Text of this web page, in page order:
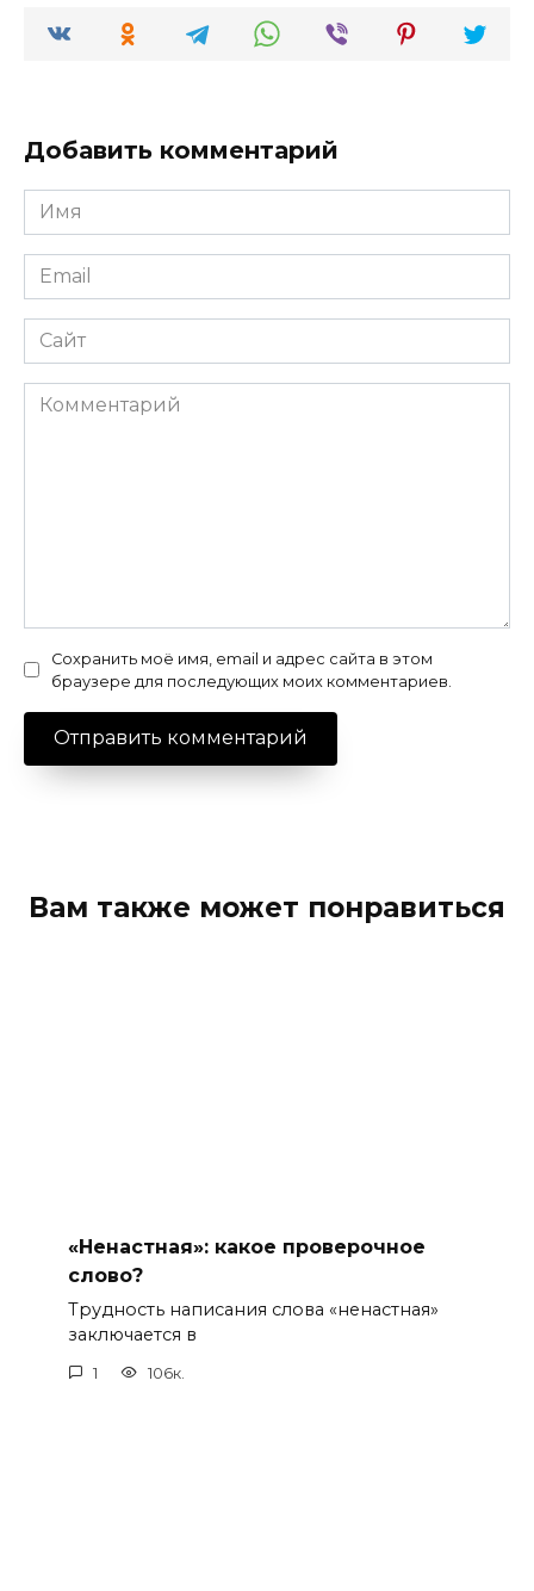
Добавить комментарий
Имя
*
Email
*
Сайт
Комментарий
Сохранить моё имя, email и адрес сайта в этом
браузере для последующих моих комментариев.
Вам также может понравиться
«Ненастная»: какое проверочное
слово?
Трудность написания слова «ненастная»
заключается в
1 106к.